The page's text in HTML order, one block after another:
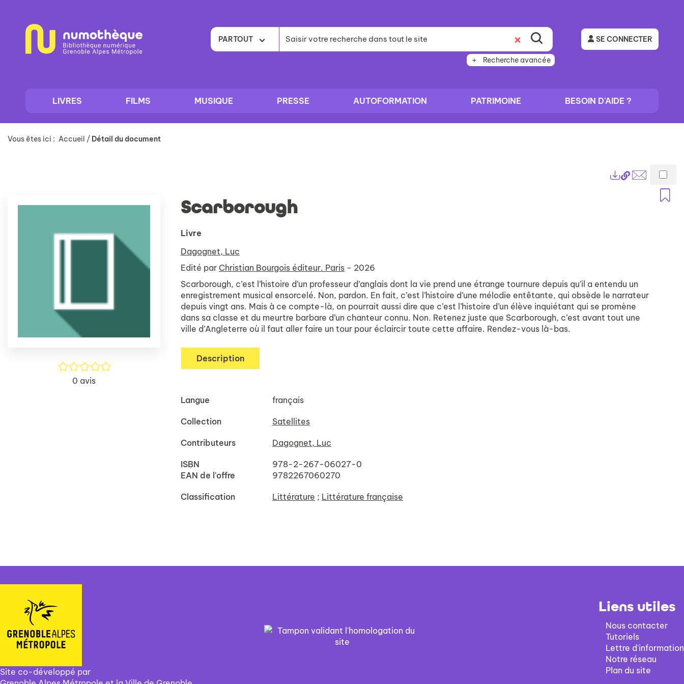
contenu
PARTOUT
Recherche avancée
SE CONNECTER
LIVRES FILMS MUSIQUE PRESSE AUTOFORMATION PATRIMOINE BESOIN D'AIDE ?
Vous êtes ici : Accueil / Détail du document
Lien
permanent
(Nouvelle
Envoyer
/5
0 avis
Scarborough
Livre
Dagognet, Luc
Edité par Christian Bourgois éditeur. Paris - 2026
Scarborough, c’est l’histoire d’un professeur d’anglais dont la vie prend une étrange tournure depuis qu’il a entendu un
enregistrement musical ensorcelé. Non, pardon. En fait, c’est l’histoire d’une mélodie entêtante, qui obsède le narrateur
depuis vingt ans. Mais à ce compte-là, on pourrait aussi dire que c’est l’histoire d’un élève inquiétant qui se promène
dans sa classe et du meurtre barbare d’un chanteur connu. Non. Retenez juste que Scarborough, c’est avant tout une
ville d’Angleterre où il faut aller faire un tour pour éclaircir toute cette affaire. Rendez-vous là-bas.
Description
Langue français
Collection Satellites
Contributeurs Dagognet, Luc
ISBN
978-2-267-06027-0
EAN de l'offre
9782267060270
Classification Littérature ; Littérature française
Site co-développé par
Liens utiles
Nous contacter
Tutoriels
Lettre d'information
Notre réseau
Plan du site